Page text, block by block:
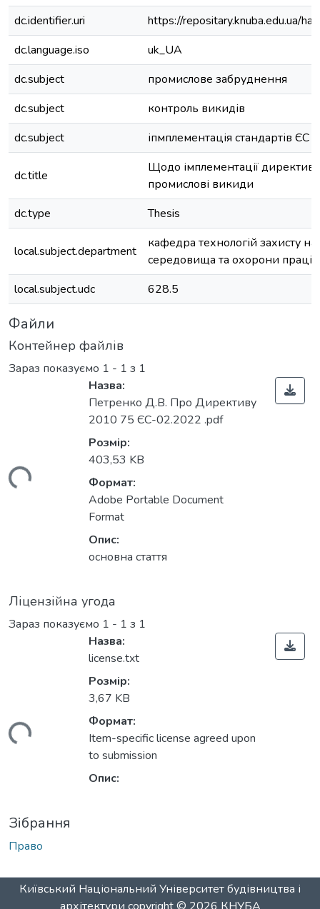
dc.identifier.uri
https://repositary.knuba.edu.ua/
dc.language.iso
uk_UA
dc.subject
промислове забруднення
dc.subject
контроль викидів
dc.subject
іпмплементація стандартів ЄС
dc.title
Щодо імплементації
промислові викиди
dc.type
Thesis
local.subject.department
кафедра технологій захисту
середовища та охорони праці
local.subject.udc
628.5
Файли
Контейнер файлів
Зараз показуємо 1 - 1 з 1
Назва:
Петренко Д.В. Про Директиву
2010 75 ЄС-02.2022 .pdf
Розмір:
403,53 KB
Формат:
Adobe Portable Document
Format
Опис:
основна стаття
Ліцензійна угода
Зараз показуємо 1 - 1 з 1
Назва:
license.txt
Розмір:
3,67 KB
Формат:
Item-specific license agreed upon
to submission
Опис:
Зібрання
Право
Київський Національний Університет будівництва і